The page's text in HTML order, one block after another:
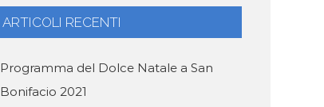
ARTICOLI RECENTI
Programma del Dolce Natale a San
Bonifacio 2021